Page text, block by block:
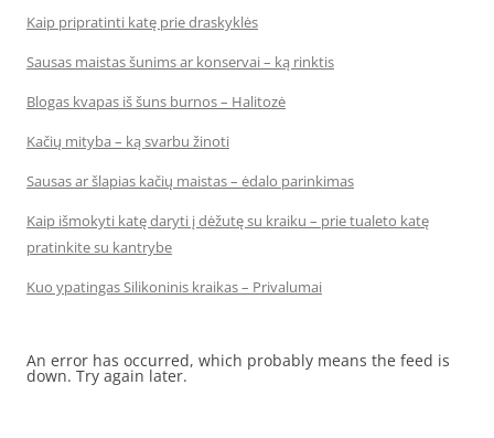
Kaip pripratinti katę prie draskyklės
Sausas maistas šunims ar konservai – ką rinktis
Blogas kvapas iš šuns burnos – Halitozė
Kačių mityba – ką svarbu žinoti
Sausas ar šlapias kačių maistas – ėdalo parinkimas
Kaip išmokyti katę daryti į dėžutę su kraiku – prie tualeto katę
pratinkite su kantrybe
Kuo ypatingas Silikoninis kraikas – Privalumai
An error has occurred, which probably means the feed is
down. Try again later.